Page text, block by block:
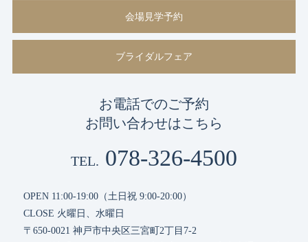
会場見学予約
ブライダルフェア
お電話でのご予約
お問い合わせはこちら
TEL. 078-326-4500
OPEN 11:00-19:00（土日祝 9:00-20:00）
CLOSE 火曜日、水曜日
〒650-0021 神戸市中央区三宮町2丁目7-2